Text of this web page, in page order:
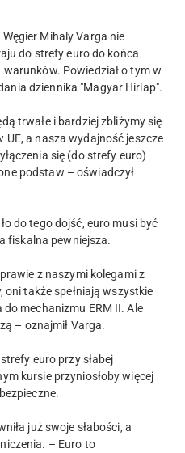
Mihaly Varga nie
do strefy euro do końca
warunków. Powiedział o tym w
dziennika "Magyar Hirlap".
trwałe i bardziej zbliżymy się
a nasza wydajność jeszcze
się (do strefy euro)
podstaw – oświadczył
do tego dojść, euro musi być
fiskalna pewniejsza.
z naszymi kolegami z
oni także spełniają wszystkie
mechanizmu ERM II. Ale
– oznajmił Varga.
euro przy słabej
kursie przyniosłoby więcej
już swoje słabości, a
– Euro to